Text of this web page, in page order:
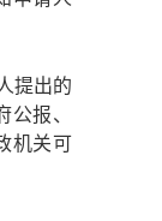
提出的
报、
机关可